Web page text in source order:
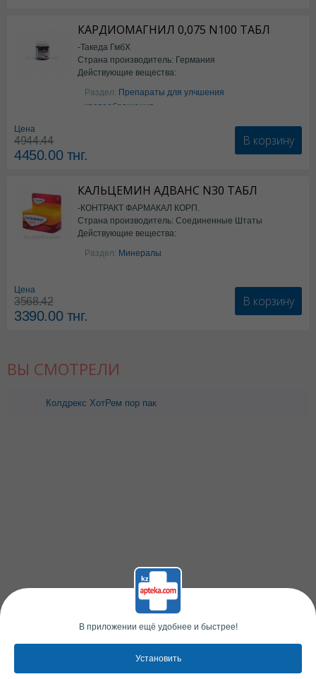
КАРДИОМАГНИЛ 0,075 N100 ТАБЛ
-Такеда ГмбХ
Страна производитель: Германия
Действующие вещества:
ацетилсалициловая кислота
Раздел: Препараты для улчшения
кровообращения
Цена
4944.44
4450.00тнг.
В корзину
КАЛЬЦЕМИН АДВАНС N30 ТАБЛ
-КОНТРАКТ ФАРМАКАЛ КОРП.
Страна производитель: Соединенные Штаты
Америки
Действующие вещества:
Колекальциферол+Кальция
карбонат
Раздел: Минералы
Цена
3568.42
3390.00тнг.
В корзину
ВЫ СМОТРЕЛИ
Колдрекс ХотРем пор пак
В приложении ещё удобнее и быстрее!
Установить